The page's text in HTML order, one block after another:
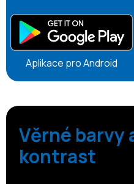
Aplikace pro Android
Věrné barvy
kontrast